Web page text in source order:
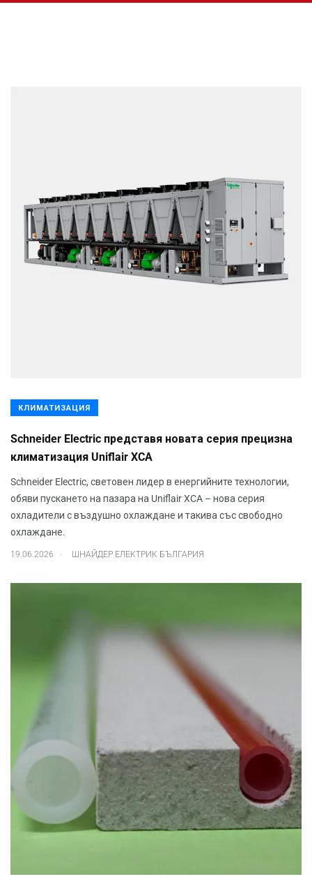
КЛИМАТИЗАЦИЯ
Schneider Electric представя новата серия прецизна
климатизация Uniflair XCA
Schneider Electric, световен лидер в енергийните технологии,
обяви пускането на пазара на Uniflair XCA – нова серия
охладители с въздушно охлаждане и такива със свободно
охлаждане.
19.06.2026 . ШНАЙДЕР ЕЛЕКТРИК БЪЛГАРИЯ